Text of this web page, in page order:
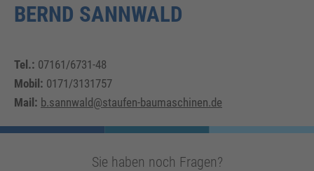
BERND SANNWALD
Tel.: 07161/6731-48
Mobil: 0171/3131757
Mail: b.sannwald@staufen-baumaschinen.de
Sie haben noch Fragen?